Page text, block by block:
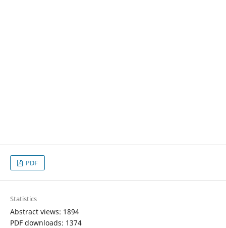
PDF
Statistics
Abstract views: 1894
PDF downloads: 1374